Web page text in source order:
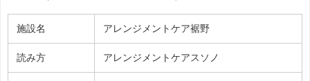
施設名 アレンジメントケア裾野
読み方 アレンジメントケアスソノ